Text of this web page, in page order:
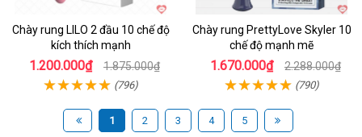
Chày rung LILO 2 đầu 10 chế độ
kích thích mạnh
1.200.000₫ 1.875.000₫
(796)
Chày rung PrettyLove Skyler 10
chế độ mạnh mẽ
1.670.000₫ 2.288.000₫
(790)
1 2 3 4 5